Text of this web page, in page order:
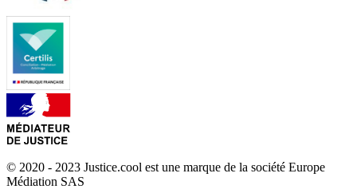
© 2020 - 2023 Justice.cool est une marque de la société Europe
Médiation SAS